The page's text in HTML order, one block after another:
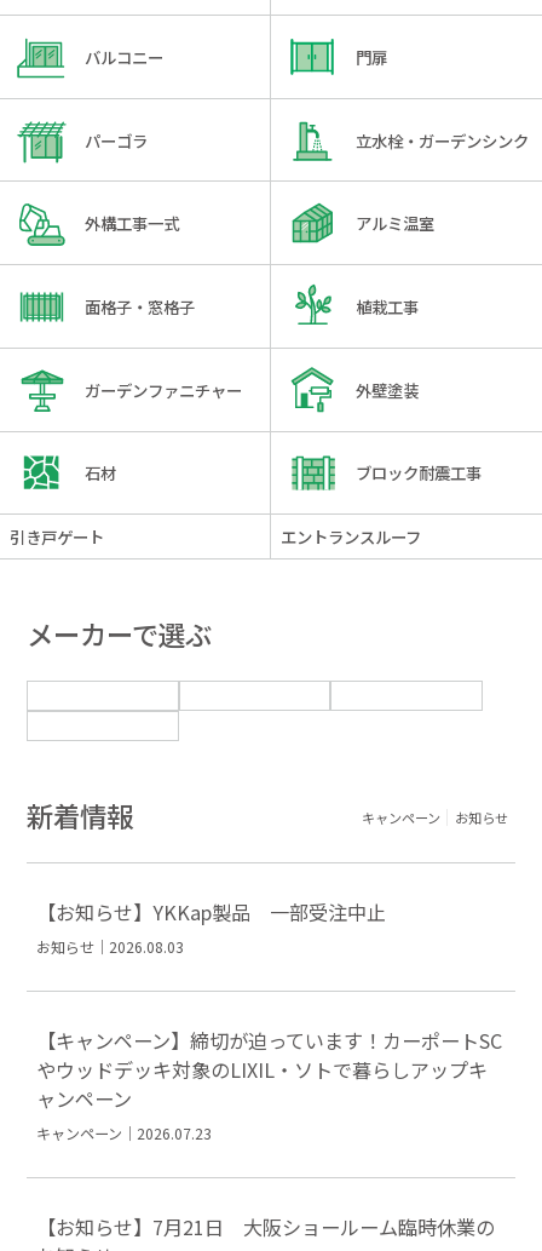
バルコニー 門扉
パーゴラ 立水栓・ガーデンシンク
外構工事一式 アルミ温室
面格子・窓格子 植栽工事
ガーデンファニチャー 外壁塗装
石材 ブロック耐震工事
引き戸ゲート エントランスルーフ
メーカーで選ぶ
新着情報 キャンペーン お知らせ
【お知らせ】YKKap製品 一部受注中止
お知らせ｜2026.08.03
【キャンペーン】締切が迫っています！カーポートSC
やウッドデッキ対象のLIXIL・ソトで暮らしアップキ
ャンペーン
キャンペーン｜2026.07.23
【お知らせ】7月21日 大阪ショールーム臨時休業の